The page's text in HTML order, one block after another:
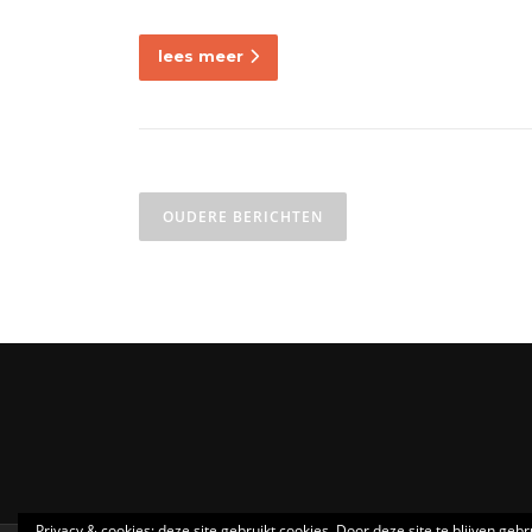
lees meer
Berichtennavigatie
OUDERE BERICHTEN